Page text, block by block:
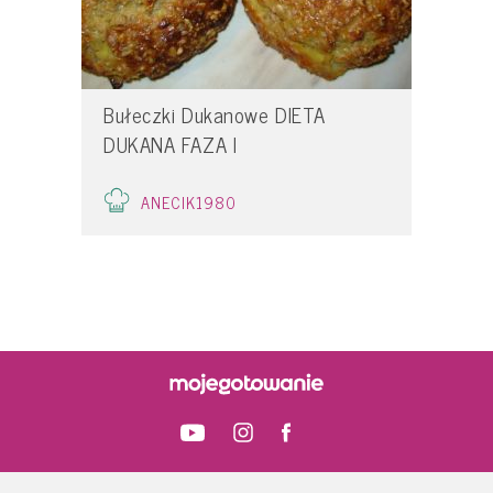
Bułeczki Dukanowe DIETA
DUKANA FAZA I
ANECIK1980